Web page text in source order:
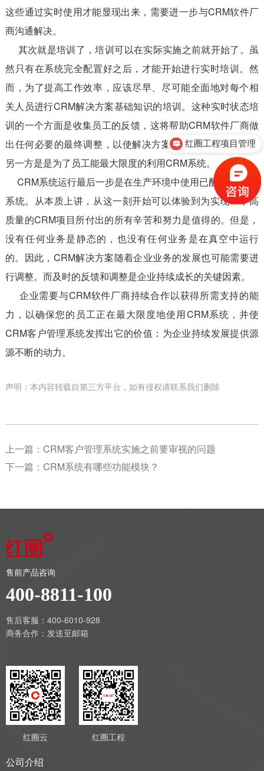
这些通过实时使用才能显现出来，需要进一步与CRM软件厂
商沟通解决。
其次就是培训了，培训可以在实际实施之前就开始了。虽
然只有在系统完全配置好之后，才能开始进行实时培训。然
而，为了提高工作效率，应该尽早、尽可能全面地对每个相
关人员进行CRM解决方案基础知识的培训。这种实时状态培
训的一个方面是收集员工的反馈，这将帮助CRM软件厂商做
出任何必要的最终调整，以使解决方案尽可能更具响应力，
另一方是是为了员工能最大限度的利用CRM系统。
CRM系统运行最后一步是在生产环境中使用已配置的CRM
系统。从本质上讲，从这一刻开始可以体验到为实现一个高
质量的CRM项目所付出的所有辛苦和努力是值得的。但是，
没有任何业务是静态的，也没有任何业务是在真空中运行
的。因此，CRM解决方案随着企业业务的发展也可能需要进
行调整。而及时的反馈和调整是企业持续成长的关键因素。
企业需要与CRM软件厂商持续合作以获得所需支持的能
力，以确保您的员工正在最大限度地使用CRM系统，并使
CRM客户管理系统发挥出它的价值：为企业持续发展提供源
源不断的动力。
声明：本内容转载自第三方平台，如有侵权请联系我们删除
上一篇： CRM客户管理系统实施之前要审视的问题
下一篇： CRM系统有哪些功能模块？
售前产品咨询
400-8811-100
售后客服：400-6010-928
商务合作： 发送至邮箱
红圈云 红圈工程
公司介绍
红圈工程项目管理